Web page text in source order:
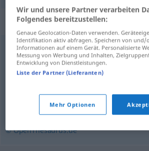
Synonyme für
Betreuer
© OpenThesaurus.de
Wir und unsere Partner verarbeiten
Folgendes bereitzustellen:
Genaue Geolocation-Daten verwenden.
Identifikation aktiv abfragen. Speichern von
Informationen auf einem Gerät. Personalisierte
Messung von Werbung und Inhalten,
Entwicklung von Dienstleistungen.
Liste der Partner (Lieferanten)
Mehr Optionen